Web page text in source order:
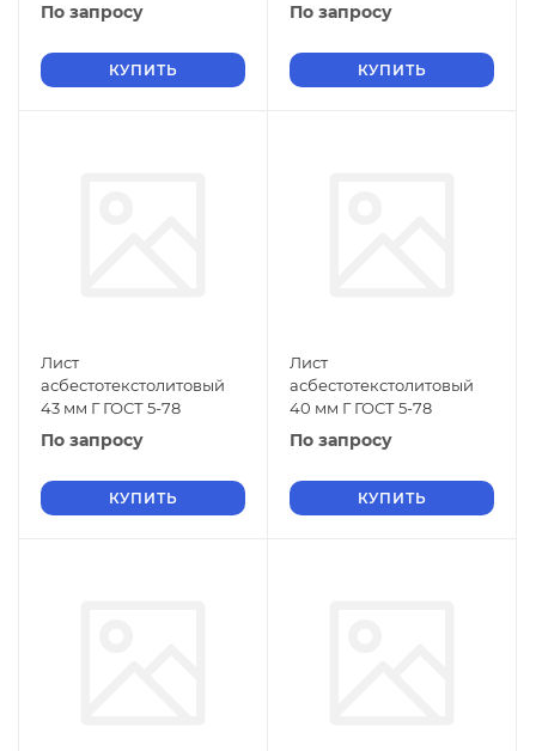
По запросу
КУПИТЬ
По запросу
КУПИТЬ
Лист
асбестотекстолитовый
43 мм Г ГОСТ 5-78
По запросу
КУПИТЬ
Лист
асбестотекстолитовый
40 мм Г ГОСТ 5-78
По запросу
КУПИТЬ